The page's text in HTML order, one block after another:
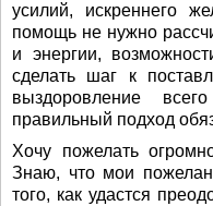
усилий, искреннего
помощь не нужно
и энергии,
сделать шаг к
выздоровление
правильный подход
Хочу пожелать
Знаю, что мои
того, как удастся